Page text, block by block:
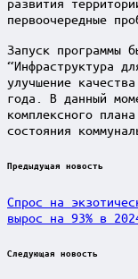
первоочередные
Запуск программы
“Инфраструктура
улучшение
года. В данный
комплексного
состояния
Post
Предыдущая новость
Спрос на
вырос на 93% в
Следующая новость